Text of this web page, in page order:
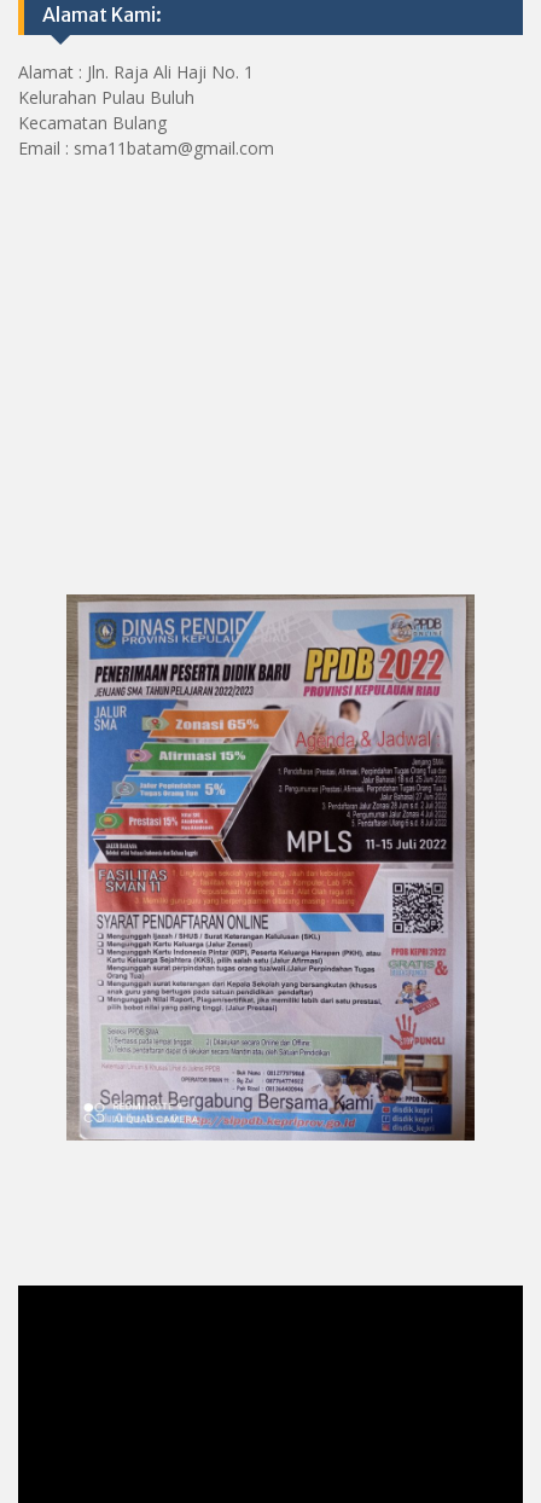
Alamat Kami:
Alamat : Jln. Raja Ali Haji No. 1
Kelurahan Pulau Buluh
Kecamatan Bulang
Email : sma11batam@gmail.com